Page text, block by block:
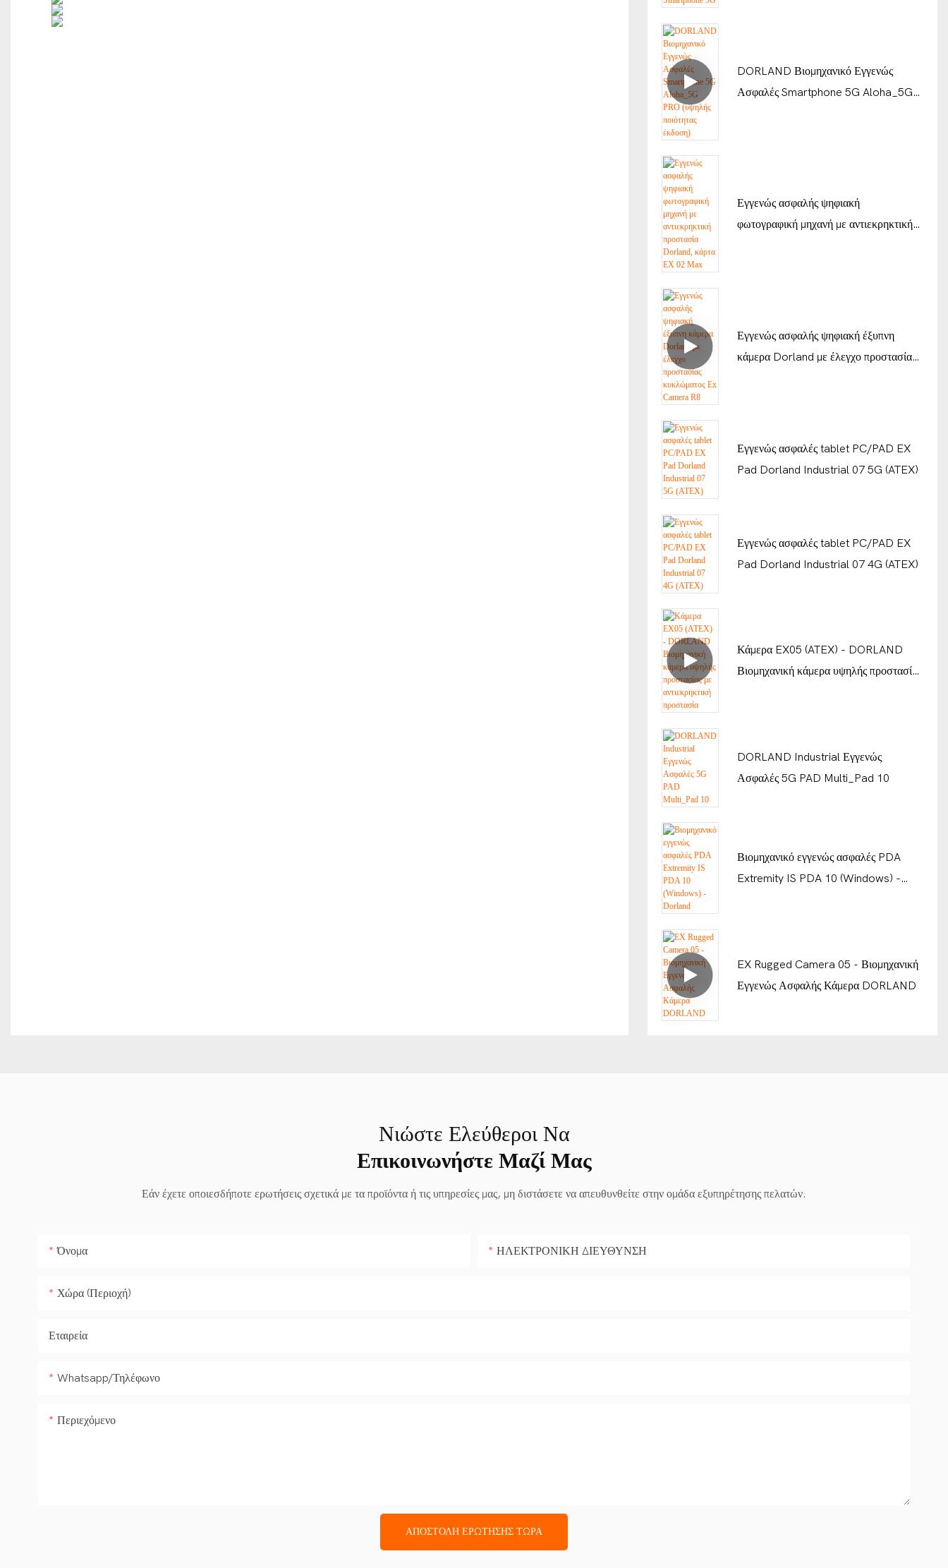
DORLAND Βιομηχανικό Εγγενώς
Ασφαλές Smartphone 5G Aloha_5G
Εγγενώς ασφαλής ψηφιακή
φωτογραφική μηχανή με αντιεκρηκτική
Εγγενώς ασφαλής ψηφιακή έξυπνη
κάμερα Dorland με έλεγχο προστασίας
Εγγενώς ασφαλές tablet PC/PAD EX
Pad Dorland Industrial 07 5G (ATEX)
Εγγενώς ασφαλές tablet PC/PAD EX
Pad Dorland Industrial 07 4G (ATEX)
Κάμερα EX05 (ATEX) - DORLAND
Βιομηχανική κάμερα υψηλής προστασίας
DORLAND Industrial Εγγενώς
Ασφαλές 5G PAD Multi_Pad 10
Βιομηχανικό εγγενώς ασφαλές PDA
Extremity IS PDA 10 (Windows) -
EX Rugged Camera 05 - Βιομηχανική
Εγγενώς Ασφαλής Κάμερα DORLAND
Νιώστε Ελεύθεροι Να
Επικοινωνήστε Μαζί Μας
Εάν έχετε οποιεσδήποτε ερωτήσεις σχετικά με τα προϊόντα ή τις υπηρεσίες μας, μη διστάσετε να απευθυνθείτε στην ομάδα εξυπηρέτησης πελατών.
Όνομα ΗΛΕΚΤΡΟΝΙΚΗ ΔΙΕΥΘΥΝΣΗ
Χώρα (Περιοχή)
Εταιρεία
Whatsapp/Τηλέφωνο
Περιεχόμενο
ΑΠΟΣΤΟΛΉ ΕΡΏΤΗΣΗΣ ΤΏΡΑ